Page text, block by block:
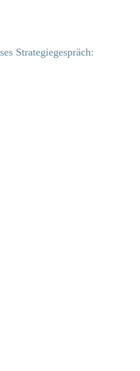
Strategiegespräch: